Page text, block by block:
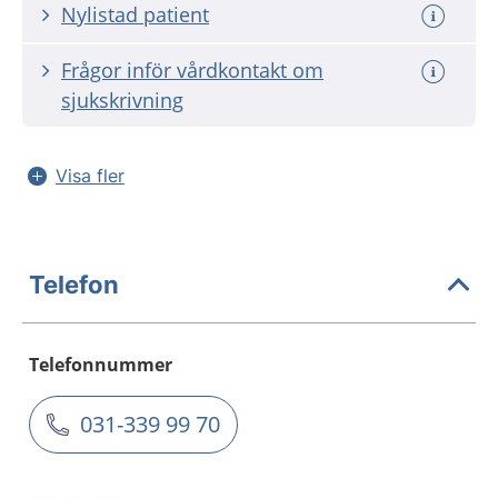
Nylistad patient
Frågor inför vårdkontakt om
sjukskrivning
Visa fler
Telefon
Telefonnummer
031-339 99 70